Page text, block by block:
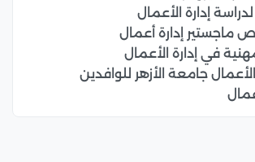
إدارة الأعمال
إدارة أعمال
في إدارة الأعمال
جامعة الأزهر للوافدين